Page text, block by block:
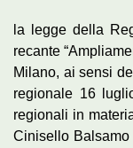
la legge della
recante
Milano, ai sensi
regionale 16
regionali in
Cinisello Balsamo